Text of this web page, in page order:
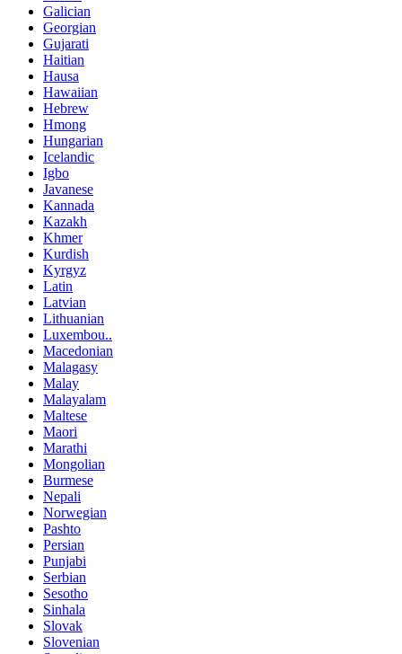
Galician
Georgian
Gujarati
Haitian
Hausa
Hawaiian
Hebrew
Hmong
Hungarian
Icelandic
Igbo
Javanese
Kannada
Kazakh
Khmer
Kurdish
Kyrgyz
Latin
Latvian
Lithuanian
Luxembou..
Macedonian
Malagasy
Malay
Malayalam
Maltese
Maori
Marathi
Mongolian
Burmese
Nepali
Norwegian
Pashto
Persian
Punjabi
Serbian
Sesotho
Sinhala
Slovak
Slovenian